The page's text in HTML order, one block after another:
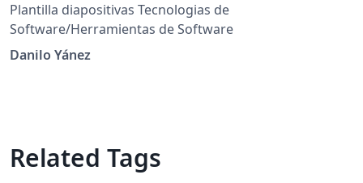
Plantilla diapositivas Tecnologias de
Software/Herramientas de Software
Danilo Yánez
Related Tags